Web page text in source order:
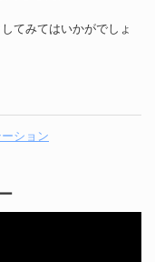
てみてはいかがでしょ
ション